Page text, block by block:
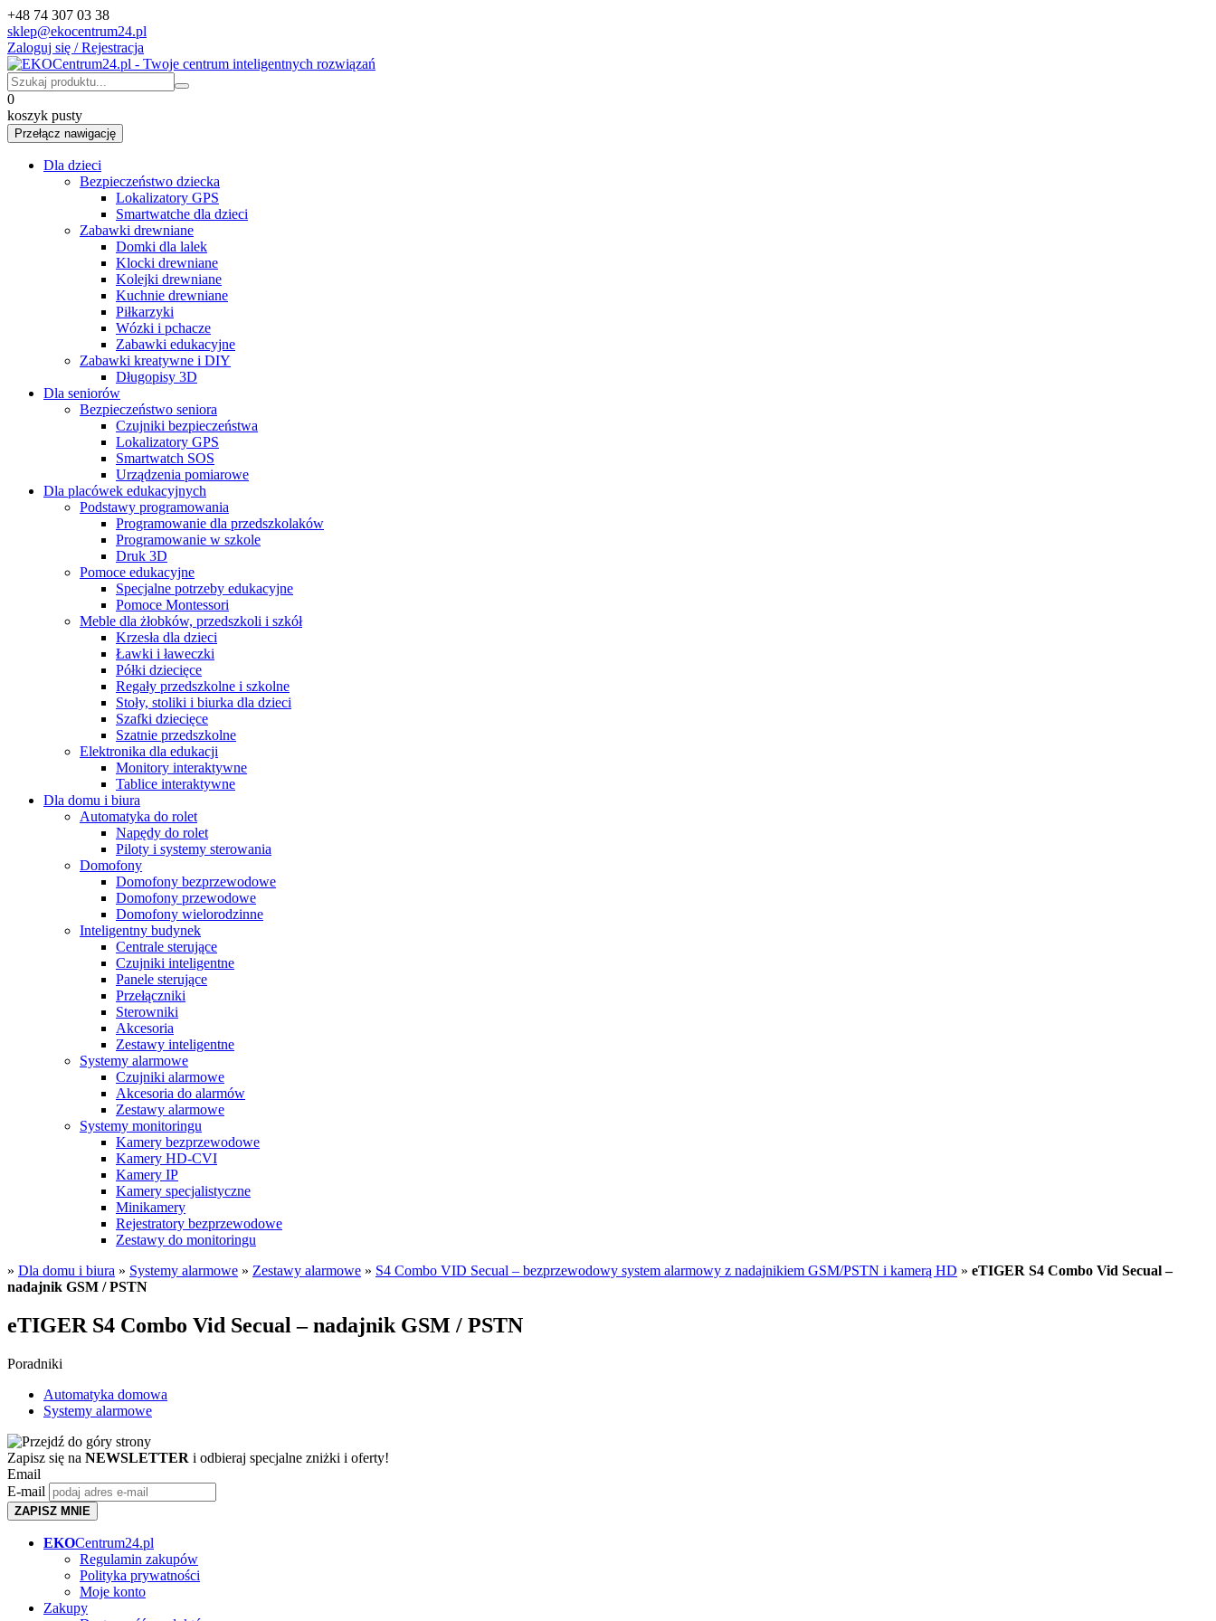
+48 74 307 03 38
sklep@ekocentrum24.pl
Zaloguj się / Rejestracja
0
koszyk pusty
Przełącz nawigację
Dla dzieci
Bezpieczeństwo dziecka
Lokalizatory GPS
Smartwatche dla dzieci
Zabawki drewniane
Domki dla lalek
Klocki drewniane
Kolejki drewniane
Kuchnie drewniane
Piłkarzyki
Wózki i pchacze
Zabawki edukacyjne
Zabawki kreatywne i DIY
Długopisy 3D
Dla seniorów
Bezpieczeństwo seniora
Czujniki bezpieczeństwa
Lokalizatory GPS
Smartwatch SOS
Urządzenia pomiarowe
Dla placówek edukacyjnych
Podstawy programowania
Programowanie dla przedszkolaków
Programowanie w szkole
Druk 3D
Pomoce edukacyjne
Specjalne potrzeby edukacyjne
Pomoce Montessori
Meble dla żłobków, przedszkoli i szkół
Krzesła dla dzieci
Ławki i ławeczki
Półki dziecięce
Regały przedszkolne i szkolne
Stoły, stoliki i biurka dla dzieci
Szafki dziecięce
Szatnie przedszkolne
Elektronika dla edukacji
Monitory interaktywne
Tablice interaktywne
Dla domu i biura
Automatyka do rolet
Napędy do rolet
Piloty i systemy sterowania
Domofony
Domofony bezprzewodowe
Domofony przewodowe
Domofony wielorodzinne
Inteligentny budynek
Centrale sterujące
Czujniki inteligentne
Panele sterujące
Przełączniki
Sterowniki
Akcesoria
Zestawy inteligentne
Systemy alarmowe
Czujniki alarmowe
Akcesoria do alarmów
Zestawy alarmowe
Systemy monitoringu
Kamery bezprzewodowe
Kamery HD-CVI
Kamery IP
Kamery specjalistyczne
Minikamery
Rejestratory bezprzewodowe
Zestawy do monitoringu
» Dla domu i biura » Systemy alarmowe » Zestawy alarmowe » S4 Combo VID Secual – bezprzewodowy system alarmowy z nadajnikiem GSM/PSTN i kamerą HD » eTIGER S4 Combo Vid Secual –
nadajnik GSM / PSTN
eTIGER S4 Combo Vid Secual – nadajnik GSM / PSTN
Poradniki
Automatyka domowa
Systemy alarmowe
Zapisz się na NEWSLETTER i odbieraj specjalne zniżki i oferty!
Email
E-mail
ZAPISZ MNIE
EKOCentrum24.pl
Regulamin zakupów
Polityka prywatności
Moje konto
Zakupy